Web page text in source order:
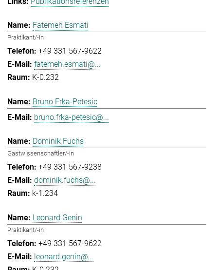
Fatemeh Esmati
Praktikant/-in
+49 331 567-9622
fatemeh.esmati@...
K-0.232
Bruno Frka-Petesic
bruno.frka-petesic@...
Dominik Fuchs
Gastwissenschaftler/-in
+49 331 567-9238
dominik.fuchs@...
k-1.234
Leonard Genin
Praktikant/-in
+49 331 567-9622
leonard.genin@...